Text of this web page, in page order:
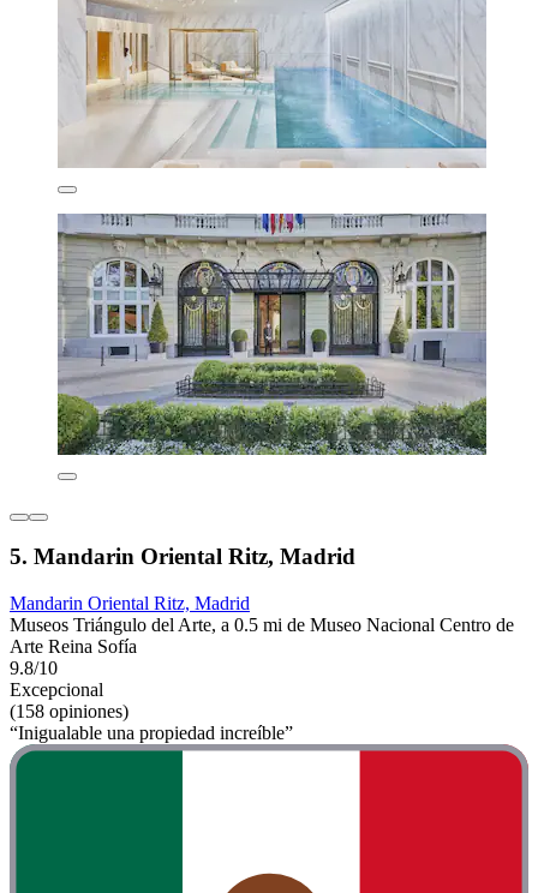
5. Mandarin Oriental Ritz, Madrid
Mandarin Oriental Ritz, Madrid
Museos Triángulo del Arte, a 0.5 mi de Museo Nacional Centro de
Arte Reina Sofía
9.8/10
Excepcional
(158 opiniones)
“Inigualable una propiedad increíble”